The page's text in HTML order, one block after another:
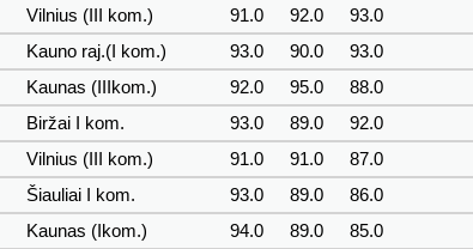
Vilnius (III kom.) 91.0 92.0 93.0
Kauno raj.(I kom.) 93.0 90.0 93.0
Kaunas (IIIkom.) 92.0 95.0 88.0
Biržai I kom. 93.0 89.0 92.0
Vilnius (III kom.) 91.0 91.0 87.0
Šiauliai I kom. 93.0 89.0 86.0
Kaunas (Ikom.) 94.0 89.0 85.0